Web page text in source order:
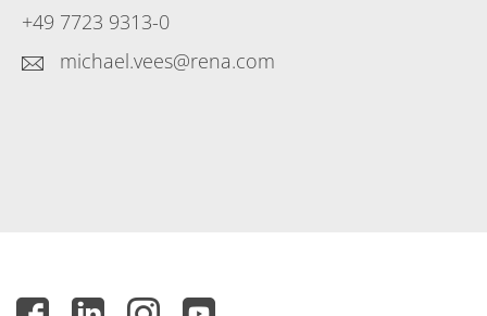
+49 7723 9313-0
michael.vees@rena.com